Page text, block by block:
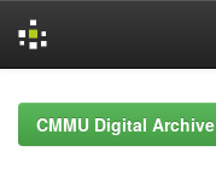
navigationCMMU Digital Archive